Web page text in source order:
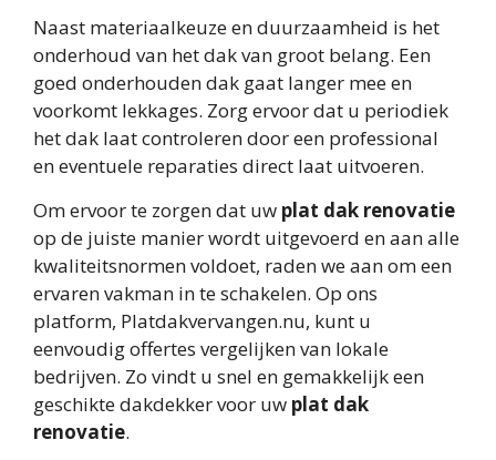
Naast materiaalkeuze en duurzaamheid is het
onderhoud van het dak van groot belang. Een
goed onderhouden dak gaat langer mee en
voorkomt lekkages. Zorg ervoor dat u periodiek
het dak laat controleren door een professional
en eventuele reparaties direct laat uitvoeren.
Om ervoor te zorgen dat uw plat dak renovatie
op de juiste manier wordt uitgevoerd en aan alle
kwaliteitsnormen voldoet, raden we aan om een
ervaren vakman in te schakelen. Op ons
platform, Platdakvervangen.nu, kunt u
eenvoudig offertes vergelijken van lokale
bedrijven. Zo vindt u snel en gemakkelijk een
geschikte dakdekker voor uw plat dak
renovatie.